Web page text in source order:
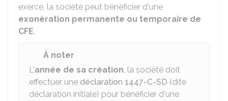
exerce, la société peut bénéficier d'une
exonération permanente ou temporaire de
CFE.
À noter
L'année de sa création, la société doit
effectuer une déclaration 1447-C-SD (dite
déclaration initiale) pour bénéficier d'une